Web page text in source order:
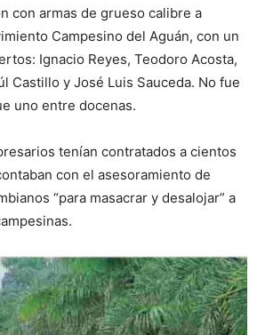
con armas de grueso calibre a
Campesino del Aguán, con un
Ignacio Reyes, Teodoro Acosta,
Castillo y José Luis Sauceda. No fue
uno entre docenas.
tenían contratados a cientos
con el asesoramiento de
“para masacrar y desalojar” a